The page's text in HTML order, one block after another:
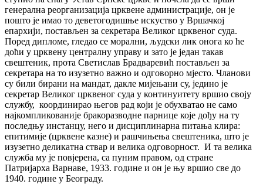
генерална реорганизација црквене администрације, он је
пошто је имао то деветогодишње искуство у Вршачкој
епархији, постављен за секретара Великог црквеног суда.
Поред дипломе, гледао се морални, људски лик онога ко ће
доћи у црквену централну управу и зато је један такав
свештеник, прота Светислав Брадваревић постављен за
секретара на то изузетно важно и одговорно мјесто. Чланови
су били бирани на мандат, дакле мијењани су, једино је
секретар Великог црквеног суда у континуитету вршио своју
службу, координирао његов рад који је обухватао не само
најкомпликованије бракоразводне парнице које дођу на ту
последњу инстанцу, него и дисциплинарна питања клира:
епитимије (црквене казне) и рашчињења свештеника, што је
изузетно деликатна ствар и велика одговорност. И та велика
служба му је повјерена, са пуним правом, од стране
Патријарха Варнаве, 1933. године и он је њу вршио све до
1940. године у Београду.